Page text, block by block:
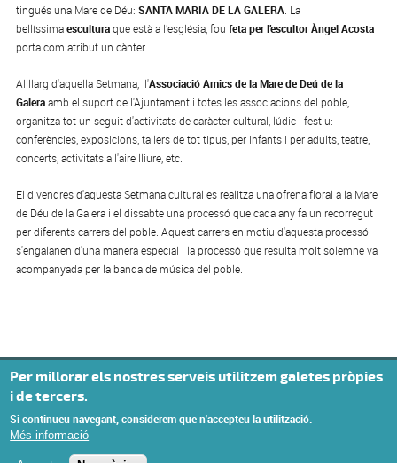
tingués una Mare de Déu: SANTA MARIA DE LA GALERA. La
bellíssima esculturaque està a l’església, fou feta per l’escultor Àngel Acosta i
porta com atribut un cànter.
Al llarg d'aquella Setmana, l'Associació Amics de la Mare de Deú de la
Galera amb el suport de l'Ajuntament i totes les associacions del poble,
organitza tot un seguit d'activitats de caràcter cultural, lúdic i festiu:
conferències, exposicions, tallers de tot tipus, per infants i per adults, teatre,
concerts, activitats a l'aire lliure, etc.
El divendres d'aquesta Setmana cultural es realitza una ofrena floral a la Mare
de Déu de la Galera i el dissabte una processó que cada any fa un recorregut
per diferents carrers del poble. Aquest carrers en motiu d'aquesta processó
s'engalanen d'una manera especial i la processó que resulta molt solemne va
acompanyada per la banda de música del poble.
Per millorar els nostres serveis utilitzem galetes pròpies
i de tercers.
Si continueu navegant, considerem que n'accepteu la utilització.
Més informació